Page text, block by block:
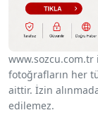
www.sozcu.com.tr
fotoğrafların her
aittir. İzin
edilemez.